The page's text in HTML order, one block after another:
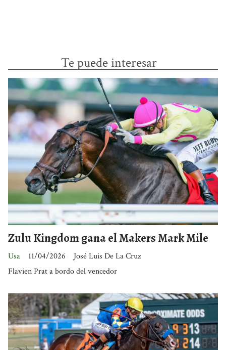
Te puede interesar
Zulu Kingdom gana el Makers Mark Mile
José Luis De La Cruz
Usa
11/04/2026
Flavien Prat a bordo del vencedor